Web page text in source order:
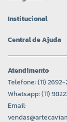
Institucional
Central de Ajuda
Atendimento
Telefone: (11) 2692-
Whatsapp: (11)
Email: